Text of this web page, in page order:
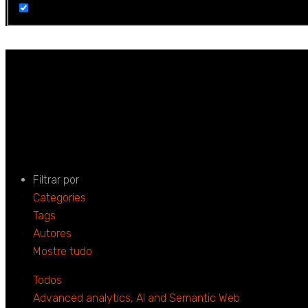
Filtrar por
Categories
Tags
Autores
Mostre tudo
Todos
Advanced analytics, AI and Semantic Web